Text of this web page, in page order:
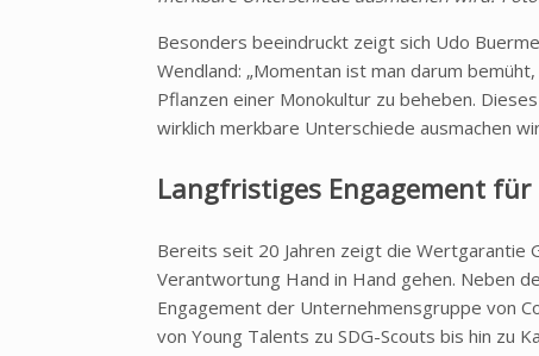
Besonders beeindruckt zeigt sich Udo
Wendland: „Momentan ist man darum
Pflanzen einer Monokultur zu beheben.
wirklich merkbare Unterschiede ausmachen
Langfristiges Engagement
Bereits seit 20 Jahren zeigt die Wertgarantie
Verantwortung Hand in Hand gehen. Neben
Engagement der Unternehmensgruppe von
von Young Talents zu SDG-Scouts bis hin zu